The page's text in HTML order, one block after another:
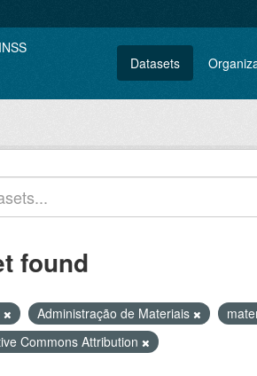
Datasets
found
Administração de Materiais
Commons Attribution